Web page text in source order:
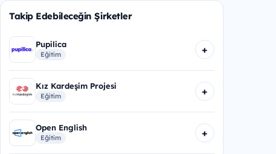
Takip Edebileceğin Şirketler
Pupilica
Eğitim +
Kız Kardeşim Projesi
Eğitim +
Open English
Eğitim +